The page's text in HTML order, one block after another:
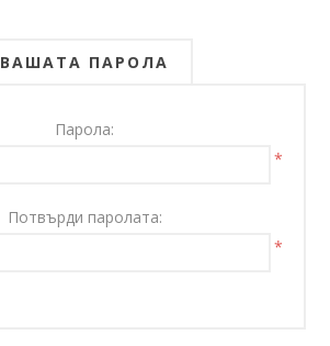
ВАШАТА ПАРОЛА
Парола:
*
Потвърди паролата:
*